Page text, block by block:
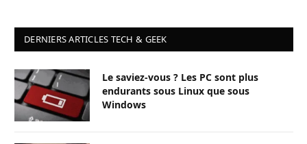
DERNIERS ARTICLES TECH & GEEK
Le saviez-vous ? Les PC sont plus
endurants sous Linux que sous
Windows